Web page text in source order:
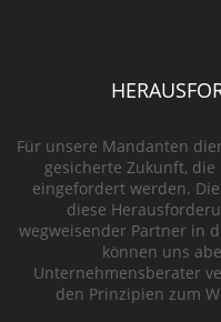
Für unsere Mandanten
gesicherte Zukunft,
eingefordert werden.
diese
wegweisender Partner in
können uns
Unternehmensberater
den Prinzipien zum